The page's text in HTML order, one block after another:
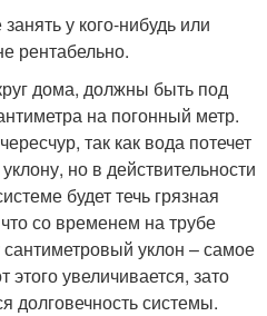
у кого-нибудь или
рентабельно.
дома, должны быть под
на погонный метр.
так как вода потечет
но в действительности
будет течь грязная
со временем на трубе
сантиметровый уклон – самое
увеличивается, зато
долговечность системы.